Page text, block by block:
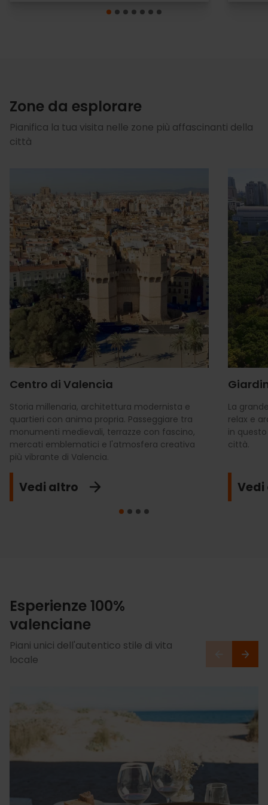
Zone da esplorare
Pianifica la tua visita nelle zone più affascinanti della
città
Centro di Valencia
Storia millenaria, architettura modernista e
quartieri con anima propria. Passeggiare tra
monumenti medievali, terrazze con fascino,
mercati emblematici e l'atmosfera creativa
più vibrante di Valencia.
Vedi altro
La
relax e
in
città.
Esperienze 100%
valenciane
Piani unici dell'autentico stile di vita
locale